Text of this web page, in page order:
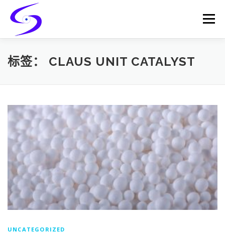
content
Menu
HOME PRODUCTS CATALYST-CARRIER
标签： CLAUS UNIT CATALYST
UNCATEGORIZED